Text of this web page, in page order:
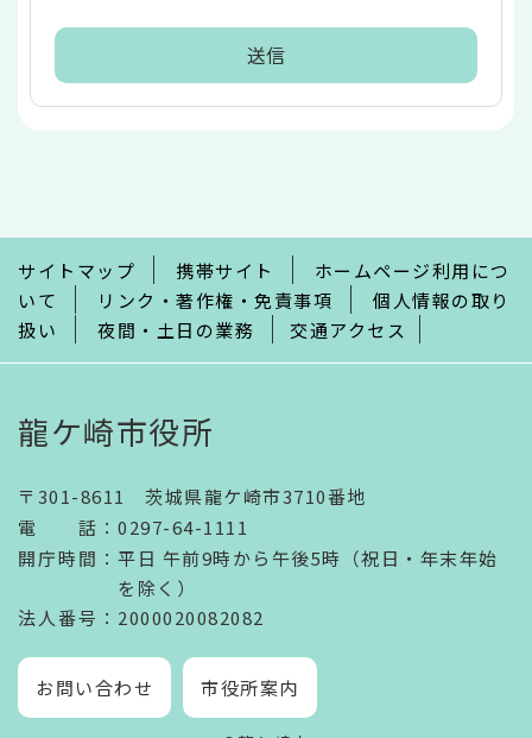
で
サイトマップ 携帯サイト
ホームページ利用につ
いて
リンク・著作権・免責事項
個人情報の取り
扱い
夜間・土日の業務 交通アクセス
龍ケ崎市役所
〒301-8611 茨城県龍ケ崎市3710番地
電話 ： 0297-64-1111
開庁時間 ： 平日 午前9時から午後5時（祝日・年末年始
を除く）
法人番号 ：2000020082082
お問い合わせ 市役所案内